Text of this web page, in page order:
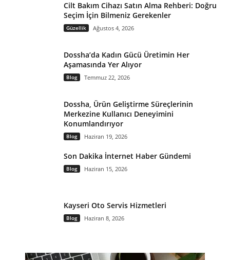
Cilt Bakım Cihazı Satın Alma Rehberi: Doğru
Seçim İçin Bilmeniz Gerekenler
Güzellik Ağustos 4, 2026
Dossha’da Kadın Gücü Üretimin Her
Aşamasında Yer Alıyor
Blog Temmuz 22, 2026
Dossha, Ürün Geliştirme Süreçlerinin
Merkezine Kullanıcı Deneyimini
Konumlandırıyor
Blog Haziran 19, 2026
Son Dakika İnternet Haber Gündemi
Blog Haziran 15, 2026
Kayseri Oto Servis Hizmetleri
Blog Haziran 8, 2026